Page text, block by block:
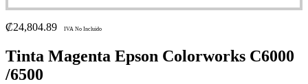
₡24,804.89 IVA No Incluido
Tinta Magenta Epson Colorworks C6000
/6500